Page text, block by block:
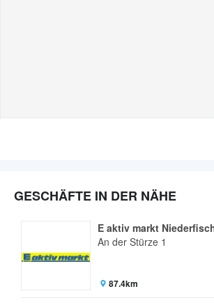
GESCHÄFTE IN DER NÄHE
E aktiv markt
An der Stürze 1
87.4km